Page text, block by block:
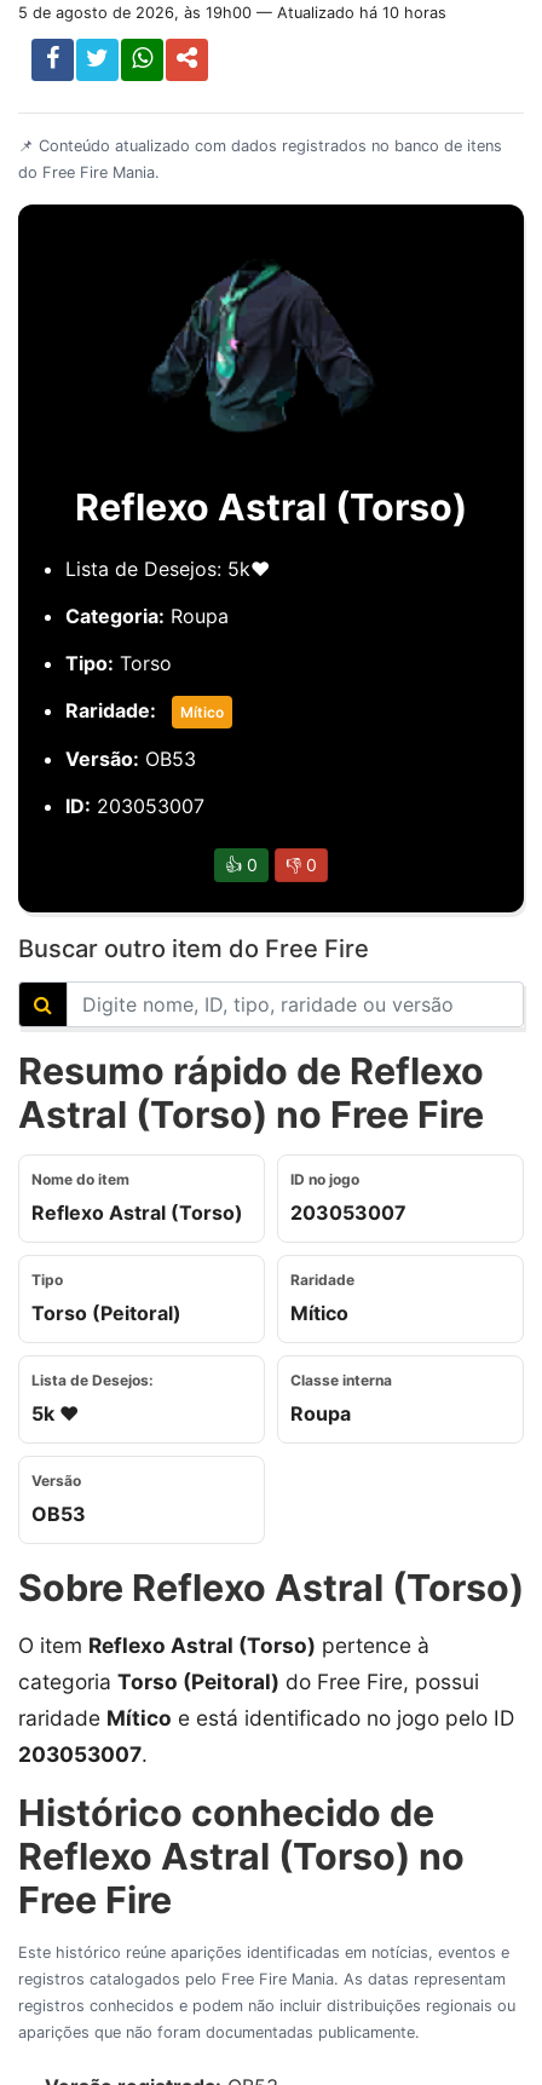
5 de agosto de 2026, às 19h00 — Atualizado há 10 horas
📌 Conteúdo atualizado com dados registrados no banco de itens
do Free Fire Mania.
Reflexo Astral (Torso)
Lista de Desejos: 5k❤️
Categoria: Roupa
Tipo: Torso
Raridade:
Mítico
Versão: OB53
ID: 203053007
👍 0 👎 0
Buscar outro item do Free Fire
Resumo rápido de Reflexo
Astral (Torso) no Free Fire
Nome do item
Reflexo Astral (Torso)
ID no jogo
203053007
Tipo
Torso (Peitoral)
Raridade
Mítico
Lista de Desejos:
5k ❤️
Classe interna
Roupa
Versão
OB53
Sobre Reflexo Astral (Torso)
O item Reflexo Astral (Torso) pertence à
categoria Torso (Peitoral) do Free Fire, possui
raridade Mítico e está identificado no jogo pelo ID
203053007.
Histórico conhecido de
Reflexo Astral (Torso) no
Free Fire
Este histórico reúne aparições identificadas em notícias, eventos e
registros catalogados pelo Free Fire Mania. As datas representam
registros conhecidos e podem não incluir distribuições regionais ou
aparições que não foram documentadas publicamente.